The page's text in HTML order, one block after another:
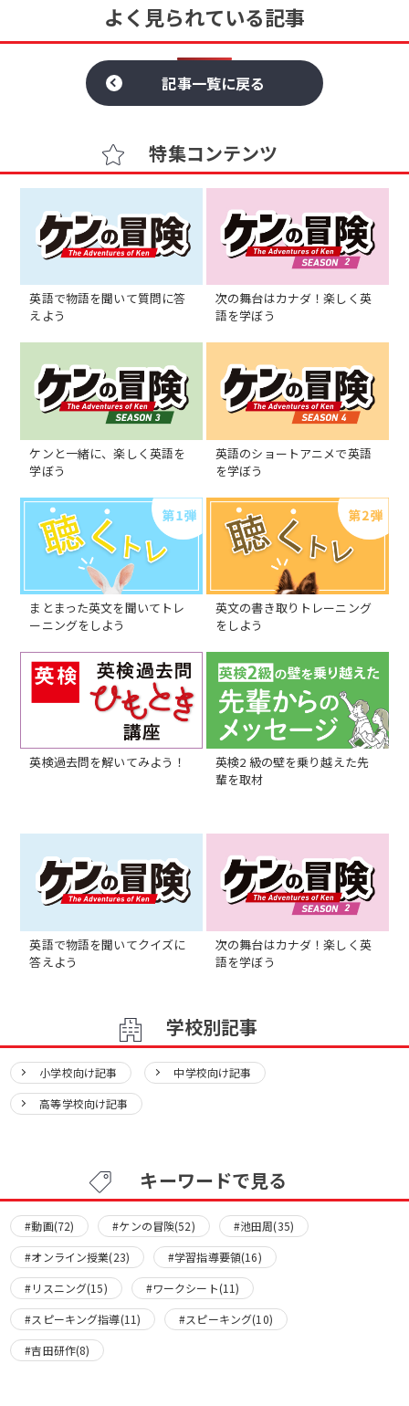
よく見られている記事
記事一覧に戻る
特集コンテンツ
英語で物語を聞いて質問に答
えよう
次の舞台はカナダ！楽しく英
語を学ぼう
ケンと一緒に、楽しく英語を
学ぼう
英語のショートアニメで英語
を学ぼう
まとまった英文を聞いてトレ
ーニングをしよう
英文の書き取りトレーニング
をしよう
英検過去問を解いてみよう！
英検2 級の壁を乗り越えた先
輩を取材
英語で物語を聞いてクイズに
答えよう
次の舞台はカナダ！楽しく英
語を学ぼう
学校別記事
小学校向け記事
中学校向け記事
高等学校向け記事
キーワードで見る
#動画(72) #ケンの冒険(52)
#池田周(35)
#オンライン授業(23)
#学習指導要領(16)
#リスニング(15)
#ワークシート(11)
#スピーキング指導(11)
#スピーキング(10)
#吉田研作(8)